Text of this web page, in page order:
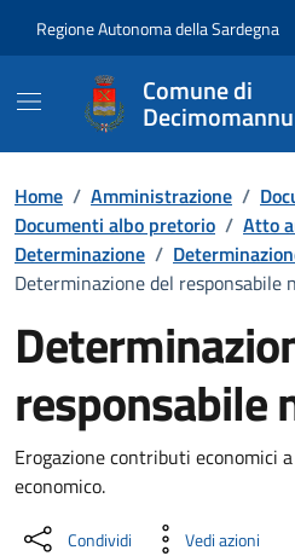
Regione Autonoma della Sardegna
Comune di
Decimomannu
Home / Amministrazione /
Documenti albo pretorio / Atto
Determinazione /
Determinazione del responsabile
responsabile
Dettaglio del documento
Erogazione contributi economici
economico.
Condividi Vedi azioni